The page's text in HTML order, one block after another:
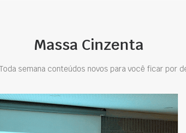
Massa Cinzenta
semana conteúdos novos para você ficar por